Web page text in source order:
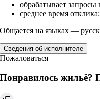
обрабатывает запросы
среднее время
Общается на языках —
Сведения об исполнителе
Пожаловаться
Понравилось жильё?